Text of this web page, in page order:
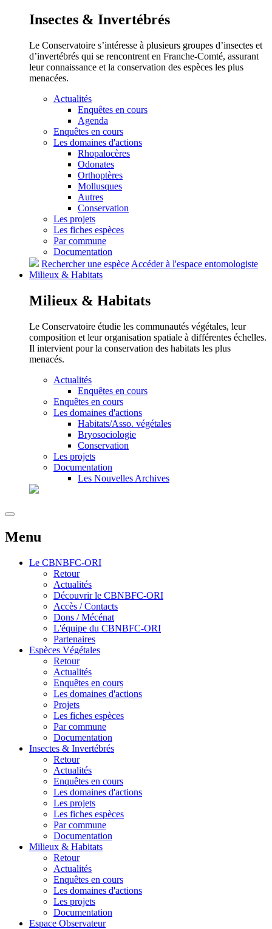
Insectes & Invertébrés
Le Conservatoire s’intéresse à plusieurs groupes d’insectes et
d’invertébrés qui se rencontrent en Franche-Comté, assurant
leur connaissance et la conservation des espèces les plus
menacées.
Actualités
Enquêtes en cours
Agenda
Enquêtes en cours
Les domaines d'actions
Rhopalocères
Odonates
Orthoptères
Mollusques
Autres
Conservation
Les projets
Les fiches espèces
Par commune
Documentation
Rechercher une espèce Accéder à l'espace entomologiste
Milieux & Habitats
Milieux & Habitats
Le Conservatoire étudie les communautés végétales, leur
composition et leur organisation spatiale à différentes échelles.
Il intervient pour la conservation des habitats les plus
menacés.
Actualités
Enquêtes en cours
Enquêtes en cours
Les domaines d'actions
Habitats/Asso. végétales
Bryosociologie
Conservation
Les projets
Documentation
Les Nouvelles Archives
Menu
Le CBNBFC-ORI
Retour
Actualités
Découvrir le CBNBFC-ORI
Accès / Contacts
Dons / Mécénat
L'équipe du CBNBFC-ORI
Partenaires
Espèces Végétales
Retour
Actualités
Enquêtes en cours
Les domaines d'actions
Projets
Les fiches espèces
Par commune
Documentation
Insectes & Invertébrés
Retour
Actualités
Enquêtes en cours
Les domaines d'actions
Les projets
Les fiches espèces
Par commune
Documentation
Milieux & Habitats
Retour
Actualités
Enquêtes en cours
Les domaines d'actions
Les projets
Documentation
Espace Observateur